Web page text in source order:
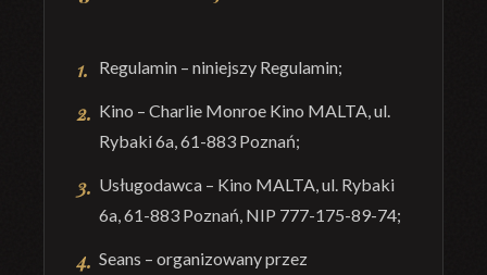
Regulamin – niniejszy Regulamin;
Kino – Charlie Monroe Kino MALTA, ul.
Rybaki 6a, 61-883 Poznań;
Usługodawca – Kino MALTA, ul. Rybaki
6a, 61-883 Poznań, NIP 777-175-89-74;
Seans – organizowany przez